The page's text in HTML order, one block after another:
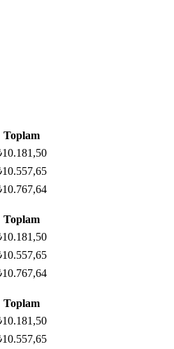
Toplam
10.181,50
10.557,65
10.767,64
Toplam
10.181,50
10.557,65
10.767,64
Toplam
10.181,50
10.557,65